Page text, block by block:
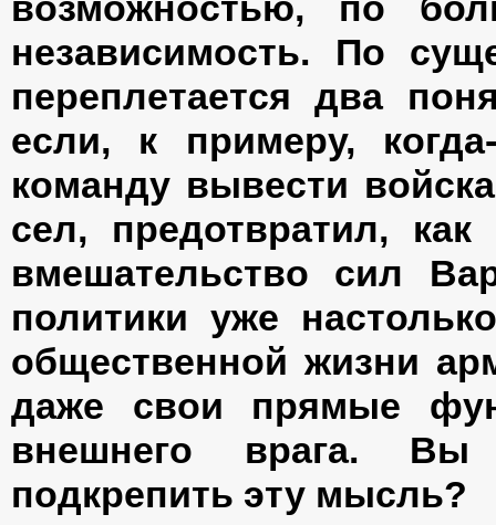
независимость. По
переплетается два
если, к примеру,
команду вывести
сел, предотвратил,
вмешательство сил
политики уже
общественной жизни
даже свои прямые
внешнего врага. Вы
подкрепить эту мысль?